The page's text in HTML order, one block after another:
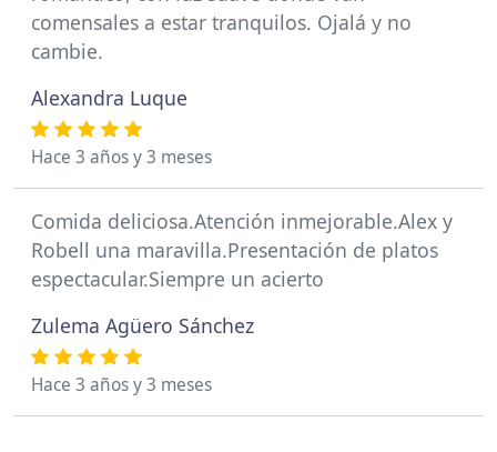
comensales a estar tranquilos. Ojalá y no
cambie.
Alexandra Luque
Hace 3 años y 3 meses
Comida deliciosa.Atención inmejorable.Alex y
Robell una maravilla.Presentación de platos
espectacular.Siempre un acierto
Zulema Agüero Sánchez
Hace 3 años y 3 meses